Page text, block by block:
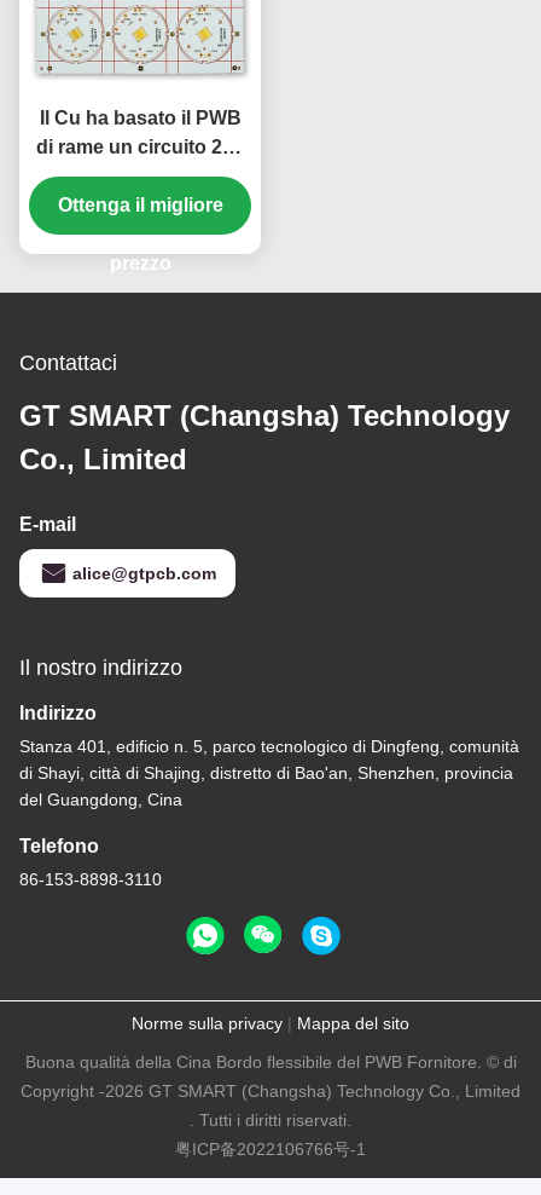
Il Cu ha basato il PWB
di rame un circuito 2oz
ENIG
199.00mm*199.00mm di
1 strato
Ottenga il migliore
prezzo
Contattaci
GT SMART (Changsha) Technology
Co., Limited
E-mail
alice@gtpcb.com
Il nostro indirizzo
Indirizzo
Stanza 401, edificio n. 5, parco tecnologico di Dingfeng, comunità
di Shayi, città di Shajing, distretto di Bao'an, Shenzhen, provincia
del Guangdong, Cina
Telefono
86-153-8898-3110
Norme sulla privacy | Mappa del sito
Buona qualità della Cina Bordo flessibile del PWB Fornitore. © di
Copyright -2026 GT SMART (Changsha) Technology Co., Limited
. Tutti i diritti riservati.
粤ICP备2022106766号-1